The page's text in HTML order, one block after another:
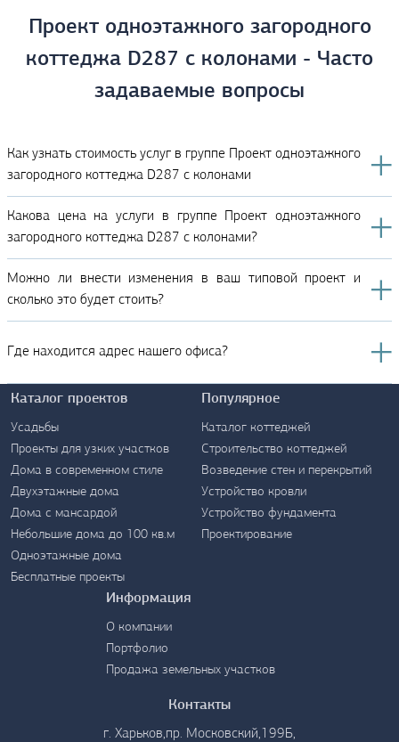
Проект одноэтажного загородного
коттеджа D287 с колонами - Часто
задаваемые вопросы
Как узнать стоимость услуг в группе Проект одноэтажного
загородного коттеджа D287 с колонами
Какова цена на услуги в группе Проект одноэтажного
загородного коттеджа D287 с колонами?
Можно ли внести изменения в ваш типовой проект и
сколько это будет стоить?
Где находится адрес нашего офиса?
Контакты
Каталог проектов
Усадьбы
Проекты для узких участков
Дома в современном стиле
Двухэтажные дома
Дома с мансардой
Небольшие дома до 100 кв.м
Одноэтажные дома
Бесплатные проекты
Популярное
Каталог коттеджей
Строительство коттеджей
Возведение стен и перекрытий
Устройство кровли
Устройство фундамента
Проектирование
Информация
О компании
Портфолио
Продажа земельных участков
Контакты
г. Харьков,пр. Московский,199Б,